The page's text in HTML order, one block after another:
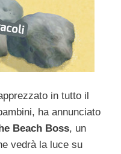
in tutto il
ha annunciato
Beach Boss, un
vedrà la luce su